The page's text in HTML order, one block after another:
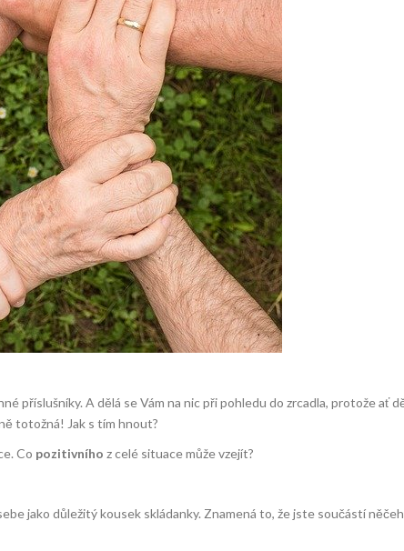
příslušníky. A dělá se Vám na nic při pohledu do zrcadla, protože ať
totožná! Jak s tím hnout?
Co pozitivního z celé situace může vzejít?
jako důležitý kousek skládanky. Znamená to, že jste součástí